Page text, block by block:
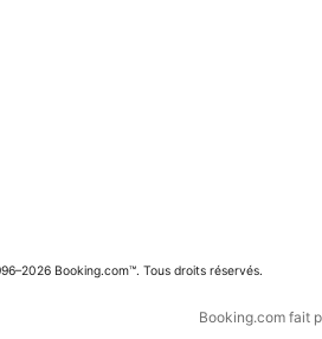
Booking.com™. Tous droits réservés.
Booking.com fait